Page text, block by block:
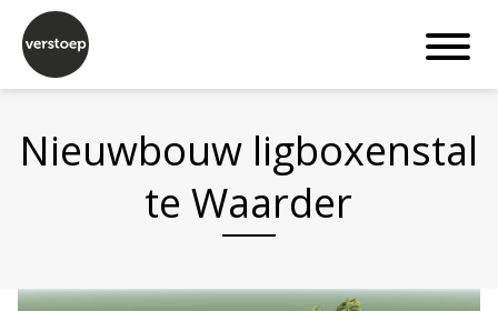
Nieuwbouw ligboxenstal
te Waarder